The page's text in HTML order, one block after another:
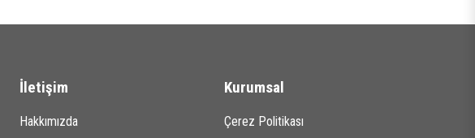
İletişim
Hakkımızda
Kurumsal
Çerez Politikası